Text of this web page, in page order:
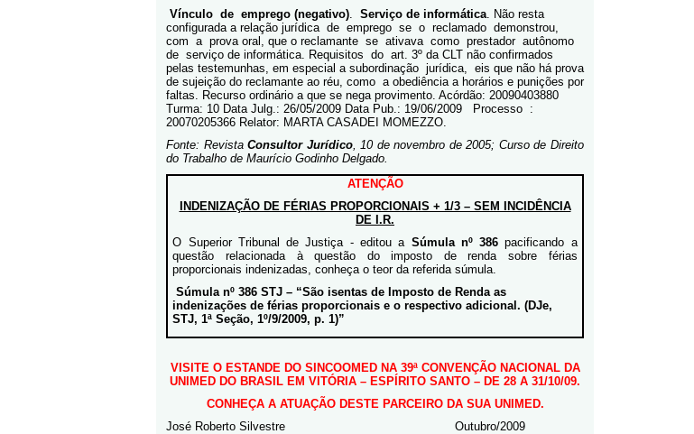
Vínculo de emprego (negativo). Serviço de informática. Não resta
configurada a relação jurídica de emprego se o reclamado demonstrou,
com a prova oral, que o reclamante se ativava como prestador autônomo
de serviço de informática. Requisitos do art. 3º da CLT não confirmados
pelas testemunhas, em especial a subordinação jurídica, eis que não há prova
de sujeição do reclamante ao réu, como a obediência a horários e punições por
faltas. Recurso ordinário a que se nega provimento. Acórdão: 20090403880
Turma: 10 Data Julg.: 26/05/2009 Data Pub.: 19/06/2009
Processo :
20070205366 Relator: MARTA CASADEI MOMEZZO.
Fonte: RevistaConsultor Jurídico, 10 de novembro de 2005; Curso de Direito
do Trabalho de Maurício Godinho Delgado.
ATENÇÃO
INDENIZAÇÃO DE FÉRIAS PROPORCIONAIS + 1/3 – SEM INCIDÊNCIA
DE I.R.
O Superior Tribunal de Justiça - editou a Súmula nº 386 pacificando a
questão relacionada à questão do imposto de renda sobre férias
proporcionais indenizadas, conheça o teor da referida súmula.
Súmula nº 386 STJ – “São isentas de Imposto de Renda as
indenizações de férias proporcionais e o respectivo adicional. (DJe,
STJ, 1ª Seção, 1º/9/2009, p. 1)”
VISITE O ESTANDE DO SINCOOMED NA 39ª CONVENÇÃO NACIONAL DA
UNIMED DO BRASIL EM VITÓRIA – ESPÍRITO SANTO – DE 28 A 31/10/09.
CONHEÇA A ATUAÇÃO DESTE PARCEIRO DA SUA UNIMED.
José Roberto Silvestre Outubro/2009